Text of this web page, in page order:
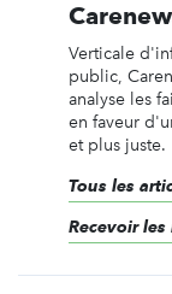
Verticale
public,
analyse les
en faveur
et plus juste.
Tous les
Recevoir les